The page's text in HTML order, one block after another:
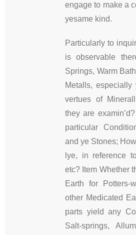
engage to make a
yesame kind.
Particularly to
is observable
Springs, Warm
Metalls,
vertues of
they are
particular
and ye Stones;
lye, in reference
etc? Item Whether
Earth for Potters-
other Medicated
parts yield any
Salt-springs,